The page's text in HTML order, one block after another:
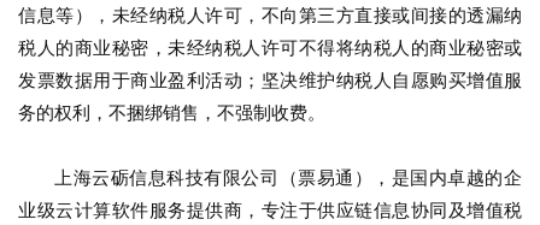
信息等），未经纳税人许可，不向第三方直接或间接的透漏纳
税人的商业秘密，未经纳税人许可不得将纳税人的商业秘密或
发票数据用于商业盈利活动；坚决维护纳税人自愿购买增值服
务的权利，不捆绑销售，不强制收费。
上海云砺信息科技有限公司（票易通），是国内卓越的企
业级云计算软件服务提供商，专注于供应链信息协同及增值税